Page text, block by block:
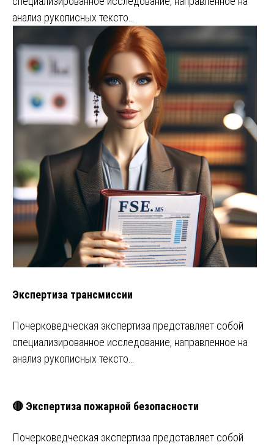
анализ рукописных тексто…
Экспертиза трансмиссии
Почерковедческая экспертиза представляет собой
специализированное исследование, направленное на
анализ рукописных тексто…
🔴 Экспертиза пожарной безопасности
Почерковедческая экспертиза представляет собой